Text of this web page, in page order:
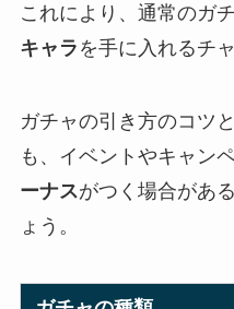
これにより、通常のガ
キャラ を手に入れるチ
ガチャの引き方のコツと
も、イベントやキャン
ーナスがつく場合があ
ょう。